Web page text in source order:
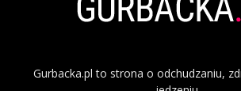
Gurbacka.pl to strona o odchudzaniu,